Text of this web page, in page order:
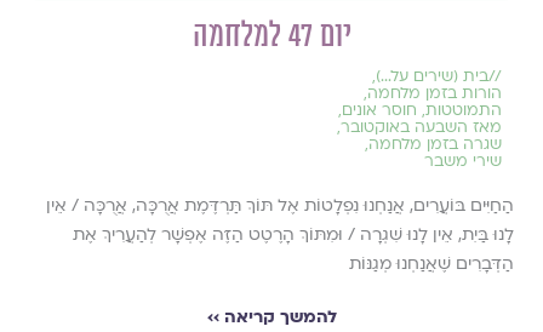
יום 47 למלחמה
//בית (שירים על...),
הורות בזמן מלחמה,
התמוטטות, חוסר אונים,
מאז השבעה באוקטובר,
שגרה בזמן מלחמה,
שירי משבר
הַחַיִּים בּוֹעֲרִים, אֲנַחְנוּ נִפְלָטוֹת אֶל תּוֹךְ תַּרְדֶּמֶת אֲרֻכָּה, אֲרֻכָּה / אֵין
לָנוּ בַּיִת, אֵין לָנוּ שִׁגְרָה / וּמִתּוֹךְ הָרֶטֶט הַזֶּה אֶפְשָׁר לְהַעֲרִיךְ אֶת
הַדְּבָרִים שֶׁאֲנַחְנוּ מְגַנּוֹת
להמשך קריאה ››